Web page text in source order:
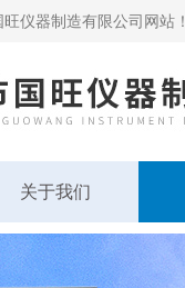
仪器制造有限公司网站！
关于我们